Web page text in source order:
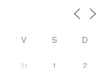
V S D
31 1 2